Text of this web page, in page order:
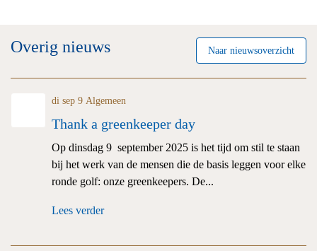
Overig nieuws Naar nieuwsoverzicht
di sep 9 Algemeen
Thank a greenkeeper day
Op dinsdag 9 september 2025 is het tijd om stil te staan
bij het werk van de mensen die de basis leggen voor elke
ronde golf: onze greenkeepers. De...
Lees verder